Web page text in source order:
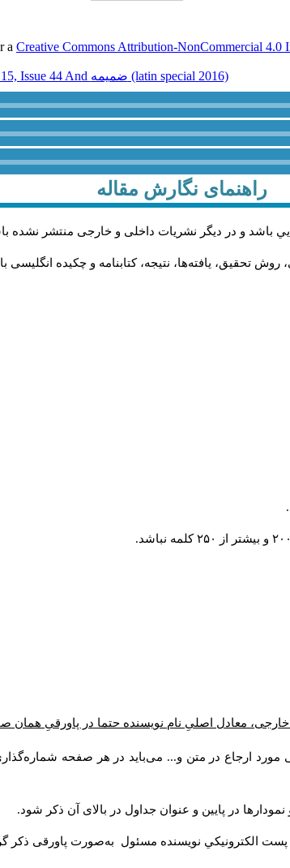
a Creative Commons Attribution-NonCommercial 4.0
Volume 15, Issue 44 And ضميمه (latin special 2016)
راهنمای نگارش مقاله
باشد و در دیگر نشریات داخلی و خارجی منتشر نشده
تحقیق، یافته‌ها، نتیجه، کتابنامه و چکیده انگلیسی
خارجی، معادل اصلیِ نام نویسنده حتما در پاورقیِ همان
مورد ارجاع در متن و... می‌باید در هر صفحه
در پایین و عنوان جداول در بالای آن ذکر شود.
الكترونيكي نويسنده مسئول به‌صورت پاورقی ذکر